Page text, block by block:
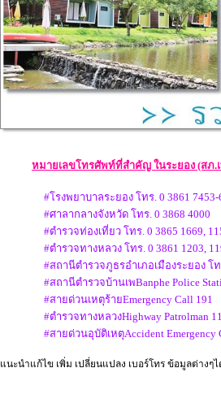
หมายเลขโทรศัพท์ที่สำคัญ ในระยอง (สภ.เพ
#โรงพยาบาลระยอง โทร. 0 3861 7453-
#ศาลากลางจังหวัด โทร. 0 3868 4000
#ตำรวจท่องเที่ยว โทร. 0 3865 1669,
#ตำรวจทางหลวง โทร. 0 3861 1203,
#สถานีตำรวจภูธรอำเภอเมืองระยอง โท
#สถานีตำรวจบ้านเพBanphe Police
#สายด่วนเหตุร้ายEmergency Call 191
#ตำรวจทางหลวงHighway Patrolman
#สายด่วนอุบัติเหตุAccident Emergency
แนะนำแก้ไข เพิ่ม เปลี่ยนแปลง เบอร์โทร ข้อมูลต่างๆ